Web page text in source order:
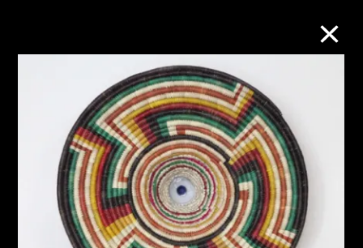
M+藏品
进一步筛选